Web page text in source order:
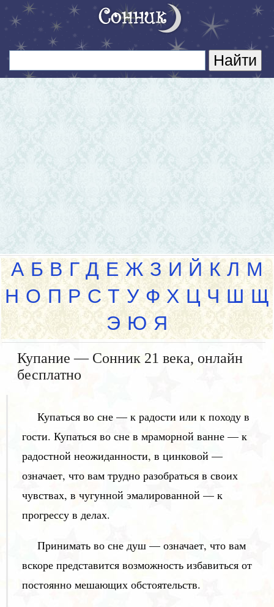
А Б В Г Д Е Ж З И Й К Л М
Н О П Р С Т У Ф Х Ц Ч Ш Щ
Э Ю Я
Купание — Сонник 21 века, онлайн
бесплатно
Купаться во сне — к радости или к походу в
гости. Купаться во сне в мраморной ванне — к
радостной неожиданности, в цинковой —
означает, что вам трудно разобраться в своих
чувствах, в чугунной эмалированной — к
прогрессу в делах.
Принимать во сне душ — означает, что вам
вскоре представится возможность избавиться от
постоянно мешающих обстоятельств.